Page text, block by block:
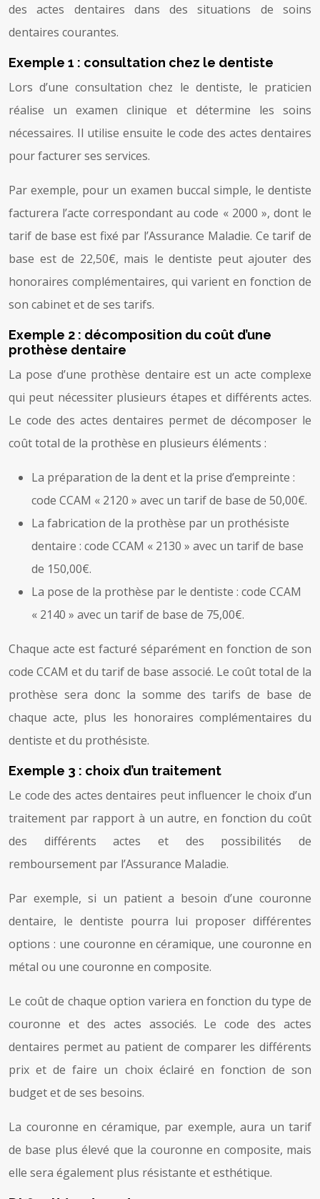
des actes dentaires dans des situations de soins
dentaires courantes.
Exemple 1 : consultation chez le dentiste
Lors d’une consultation chez le dentiste, le praticien
réalise un examen clinique et détermine les soins
nécessaires. Il utilise ensuite le code des actes dentaires
pour facturer ses services.
Par exemple, pour un examen buccal simple, le dentiste
facturera l’acte correspondant au code « 2000 », dont le
tarif de base est fixé par l’Assurance Maladie. Ce tarif de
base est de 22,50€, mais le dentiste peut ajouter des
honoraires complémentaires, qui varient en fonction de
son cabinet et de ses tarifs.
Exemple 2 : décomposition du coût d’une
prothèse dentaire
La pose d’une prothèse dentaire est un acte complexe
qui peut nécessiter plusieurs étapes et différents actes.
Le code des actes dentaires permet de décomposer le
coût total de la prothèse en plusieurs éléments :
La préparation de la dent et la prise d’empreinte :
code CCAM « 2120 » avec un tarif de base de 50,00€.
La fabrication de la prothèse par un prothésiste
dentaire : code CCAM « 2130 » avec un tarif de base
de 150,00€.
La pose de la prothèse par le dentiste : code CCAM
« 2140 » avec un tarif de base de 75,00€.
Chaque acte est facturé séparément en fonction de son
code CCAM et du tarif de base associé. Le coût total de la
prothèse sera donc la somme des tarifs de base de
chaque acte, plus les honoraires complémentaires du
dentiste et du prothésiste.
Exemple 3 : choix d’un traitement
Le code des actes dentaires peut influencer le choix d’un
traitement par rapport à un autre, en fonction du coût
des différents actes et des possibilités de
remboursement par l’Assurance Maladie.
Par exemple, si un patient a besoin d’une couronne
dentaire, le dentiste pourra lui proposer différentes
options : une couronne en céramique, une couronne en
métal ou une couronne en composite.
Le coût de chaque option variera en fonction du type de
couronne et des actes associés. Le code des actes
dentaires permet au patient de comparer les différents
prix et de faire un choix éclairé en fonction de son
budget et de ses besoins.
La couronne en céramique, par exemple, aura un tarif
de base plus élevé que la couronne en composite, mais
elle sera également plus résistante et esthétique.